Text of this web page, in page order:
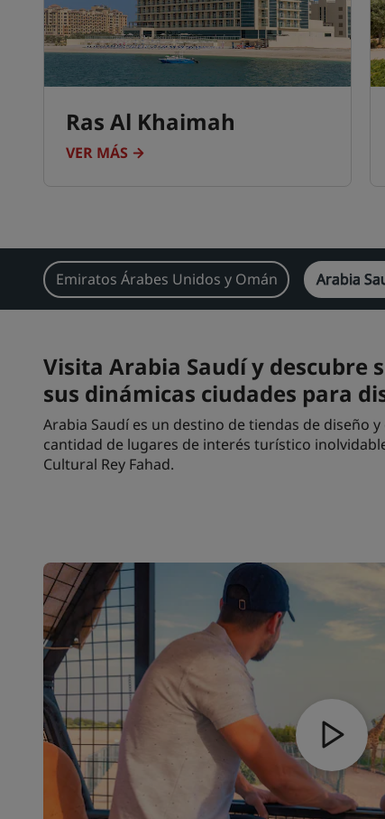
Ras Al Khaimah
VER MÁS
Emiratos Árabes Unidos y Omán Arabia
Visita Arabia Saudí y
sus dinámicas ciudades para
Arabia Saudí es un destino de tiendas de
cantidad de lugares de interés turístico
Cultural Rey Fahad.